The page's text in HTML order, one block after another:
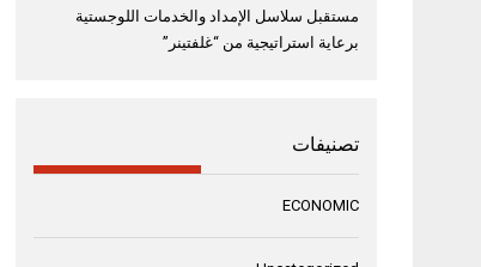
مستقبل سلاسل الإمداد والخدمات اللوجستية
برعاية استراتيجية من “غلفتينر”
تصنيفات
ECONOMIC